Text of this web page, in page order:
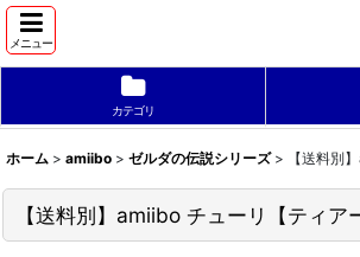
メニュー
カテゴリ
ホーム > amiibo > ゼルダの伝説シリーズ > 【送料別
【送料別】amiibo チューリ【ティ